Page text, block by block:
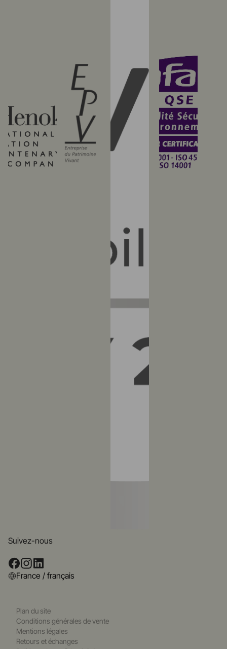
Suivez-nous
France / français
Plan du site
Conditions générales de vente
Mentions légales
Retours et échanges